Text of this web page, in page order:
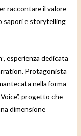
raccontare il valore
sapori e storytelling
esperienza dedicata
Protagonista
nella forma
progetto che
dimensione